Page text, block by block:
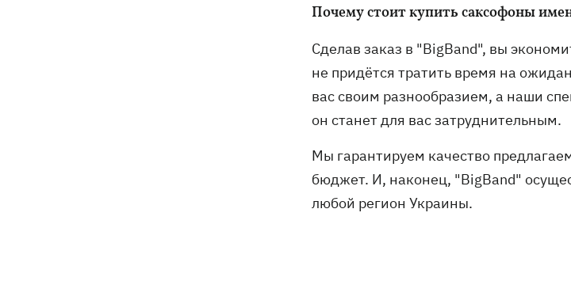
Почему стоит купить саксофоны
Сделав заказ в "BigBand", вы
не придётся тратить время на
вас своим разнообразием, а наши
он станет для вас затруднительным.
Мы гарантируем качество
бюджет. И, наконец, "BigBand"
любой регион Украины.